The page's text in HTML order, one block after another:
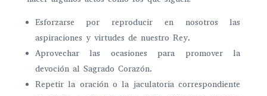
Esforzarse por reproducir en nosotros las
aspiraciones y virtudes de nuestro Rey.
Aprovechar las ocasiones para promover la
devoción al Sagrado Corazón.
Repetir la oración o la jaculatoria correspondiente